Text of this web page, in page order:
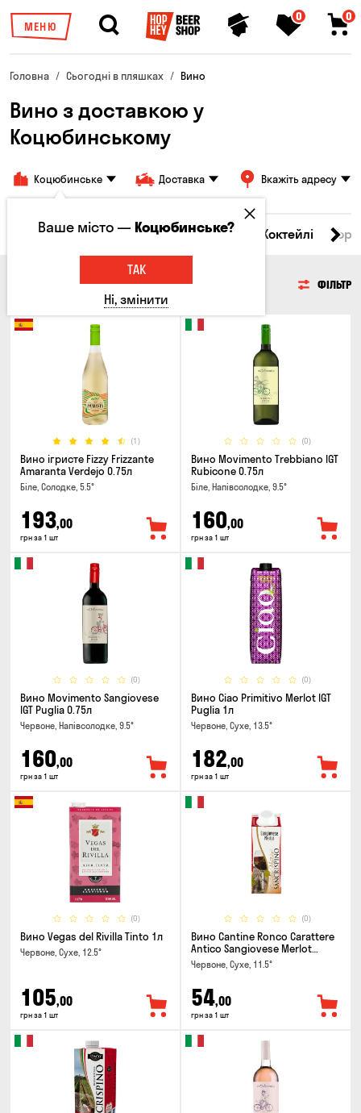
МЕНЮ
0 0
Головна Сьогодні в пляшках Вино
Вино з доставкою у
Коцюбинському
Коцюбинське Доставка Вкажіть адресу
товари Пиво Сидр Вино Віскі Коктейлі
ФІЛЬТР
(1)
Вино ігристе Fizzy Frizzante
Amaranta Verdejo 0.75л
Біле, Солодке, 5.5°
193,00
грн за 1 шт
(0)
Вино Movimento Trebbiano IGT
Rubicone 0.75л
Біле, Напівсолодке, 9.5°
160,00
грн за 1 шт
(0)
Вино Movimento Sangiovese
IGT Puglia 0.75л
Червоне, Напівсолодке, 9.5°
160,00
грн за 1 шт
(0)
Вино Ciao Primitivo Merlot IGT
Puglia 1л
Червоне, Сухе, 13.5°
182,00
грн за 1 шт
(0)
Вино Vegas del Rivilla Tinto 1л
Червоне, Сухе, 12.5°
105,00
грн за 1 шт
(0)
Вино Cantine Ronco Carattere
Antico Sangiovese Merlot
Rubicone IGT 0.25л
Червоне, Сухе, 11.5°
54,00
грн за 1 шт
Ваше місто —Коцюбинське?
ТАК
Ні, змінити